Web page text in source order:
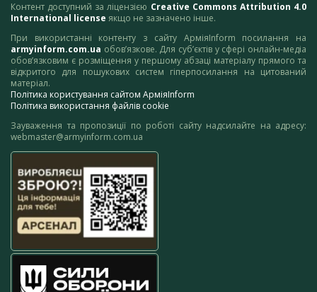
Контент доступний за ліцензією Creative Commons Attribution 4.0
International license якщо не зазначено інше.
При використанні контенту з сайту АрміяInform посилання на
armyinform.com.ua обов’язкове. Для суб’єктів у сфері онлайн-медіа
обов’язковим є розміщення у першому абзаці матеріалу прямого та
відкритого для пошукових систем гіперпосилання на цитований
матеріал.
Політика користування сайтом АрміяInform
Політика використання файлів cookie
Зауваження та пропозиції по роботі сайту надсилайте на адресу:
webmaster@armyinform.com.ua